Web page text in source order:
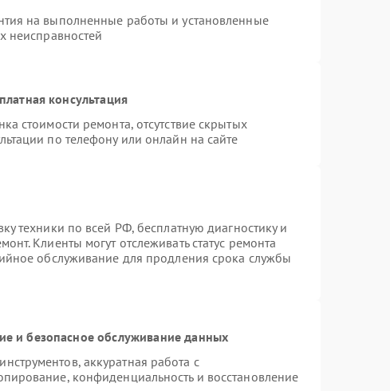
на выполненные работы и установленные
неисправностей
консультация
стоимости ремонта, отсутствие скрытых
по телефону или онлайн на сайте
техники по всей РФ, бесплатную диагностику и
Клиенты могут отслеживать статус ремонта
обслуживание для продления срока службы
и безопасное обслуживание данных
аккуратная работа с
конфиденциальность и восстановление